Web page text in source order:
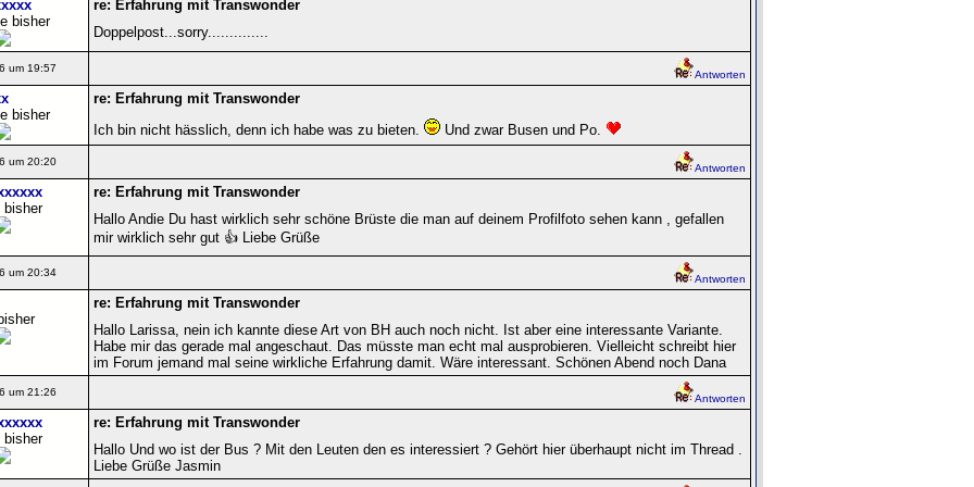
bisher
re: Erfahrung mit Transwonder
Doppelpost...sorry..............
um 19:57
Antworten
bisher
re: Erfahrung mit Transwonder
Ich bin nicht hässlich, denn ich habe was zu bieten.
Und zwar Busen und Po.
um 20:20
Antworten
bisher
re: Erfahrung mit Transwonder
Hallo Andie Du hast wirklich sehr schöne Brüste die man auf deinem Profilfoto sehen kann , gefallen
mir wirklich sehr gut 👍 Liebe Grüße
um 20:34
Antworten
re: Erfahrung mit Transwonder
Hallo Larissa, nein ich kannte diese Art von BH auch noch nicht. Ist aber eine interessante Variante.
Habe mir das gerade mal angeschaut. Das müsste man echt mal ausprobieren. Vielleicht schreibt hier
im Forum jemand mal seine wirkliche Erfahrung damit. Wäre interessant. Schönen Abend noch Dana
um 21:26
Antworten
bisher
re: Erfahrung mit Transwonder
Hallo Und wo ist der Bus ? Mit den Leuten den es interessiert ? Gehört hier überhaupt nicht im Thread .
Liebe Grüße Jasmin